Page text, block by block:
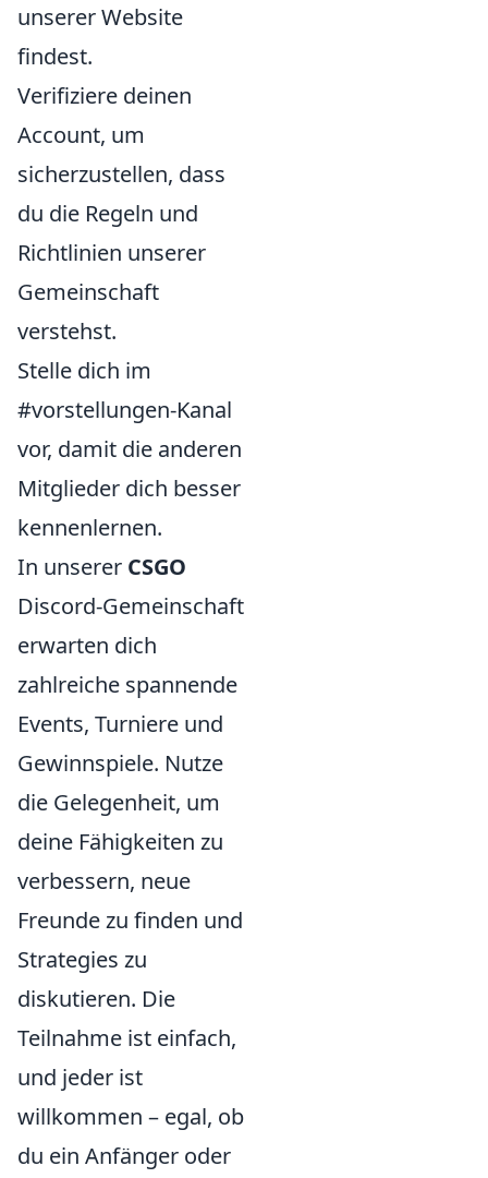
unserer Website
findest.
Verifiziere deinen
Account, um
sicherzustellen, dass
du die Regeln und
Richtlinien unserer
Gemeinschaft
verstehst.
Stelle dich im
#vorstellungen-Kanal
vor, damit die anderen
Mitglieder dich besser
kennenlernen.
In unserer CSGO
Discord-Gemeinschaft
erwarten dich
zahlreiche spannende
Events, Turniere und
Gewinnspiele. Nutze
die Gelegenheit, um
deine Fähigkeiten zu
verbessern, neue
Freunde zu finden und
Strategies zu
diskutieren. Die
Teilnahme ist einfach,
und jeder ist
willkommen – egal, ob
du ein Anfänger oder